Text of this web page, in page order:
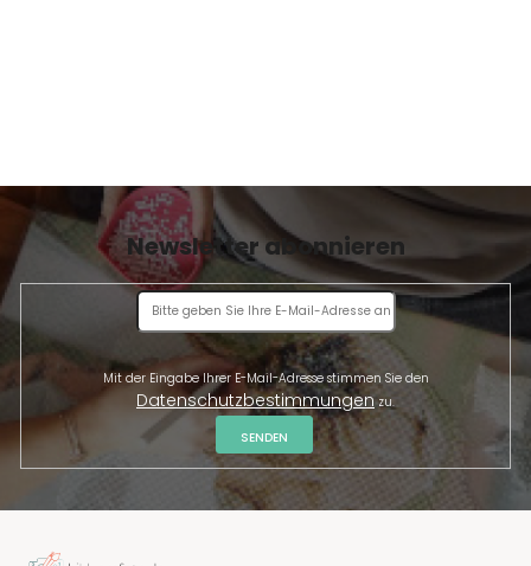
i
s
t
e
Newsletter abonnieren
Datenschutzbestimmungenzu.
SENDEN